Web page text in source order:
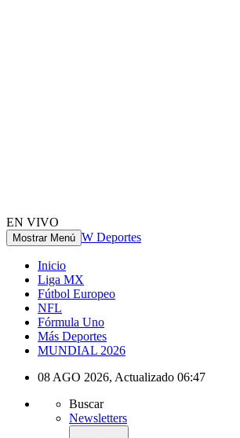
EN VIVO
Mostrar Menú W Deportes
Inicio
Liga MX
Fútbol Europeo
NFL
Fórmula Uno
Más Deportes
MUNDIAL 2026
08 AGO 2026, Actualizado 06:47
Buscar
Newsletters